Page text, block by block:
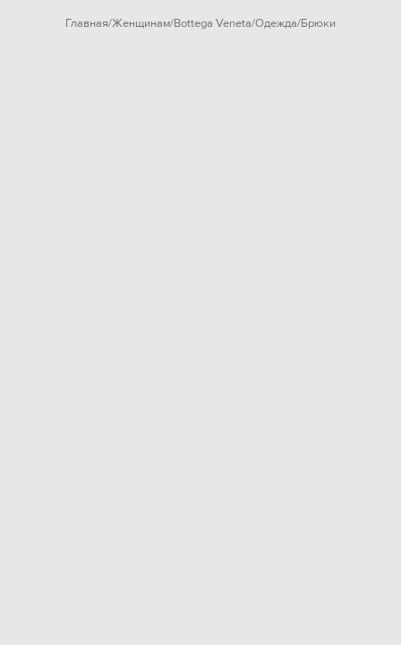
Главная Женщинам Bottega Veneta Одежда Брюки